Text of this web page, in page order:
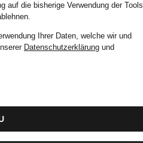
auf die bisherige Verwendung der Tools
Ihrer Daten, welche wir und
Datenschutzerklärung und